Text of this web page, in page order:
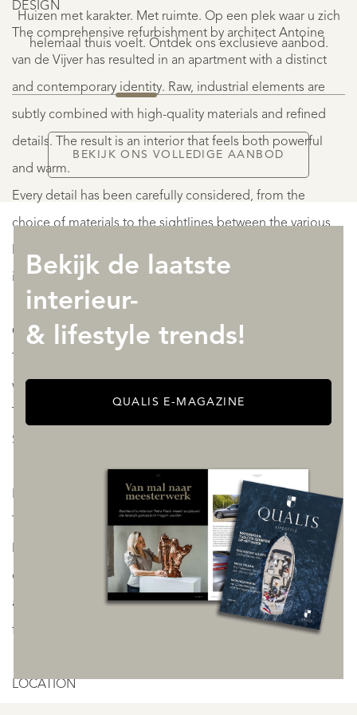
DESIGN
The comprehensive refurbishment by architect Antoine
van de Vijver has resulted in an apartment with a distinct
and contemporary identity. Raw, industrial elements are
subtly combined with high-quality materials and refined
details. The result is an interior that feels both powerful
and warm.
Every detail has been carefully considered, from the
choice of materials to the sightlines between the various
impressive but also exceptionally pleasant to live in.
Owners’ Association
will be converted to a freehold title in the very near future.
Service charges currently amount to €430.61 per month.
The flat is situated on leasehold land owned by the
Municipality of Amsterdam. The annual ground rent
currently amounts to €668.04. The application to switch to
a perpetual leasehold has been submitted under
favourable terms.
LOCATION
Huizen met karakter. Met ruimte. Op een plek waar u zich
helemaal thuis voelt. Ontdek ons exclusieve aanbod.
6.200.000
K.K.
BEKIJK ONS VOLLEDIGE AANBOD
Bekijk de laatste
interieur-
& lifestyle trends!
QUALIS E-MAGAZINE